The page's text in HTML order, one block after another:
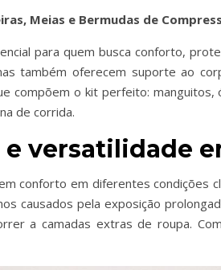
Meias e Bermudas de
para quem busca conforto,
também oferecem suporte ao
compõem o kit perfeito:
de corrida.
versatilidade
conforto em diferentes condições
causados pela exposição
a camadas extras de roupa.